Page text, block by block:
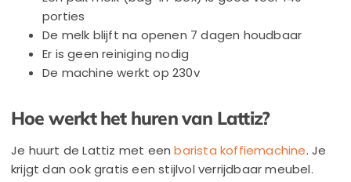
porties
De melk blijft na openen 7 dagen houdbaar
Er is geen reiniging nodig
De machine werkt op 230v
Hoe werkt het huren van Lattiz?
Je huurt de Lattiz met eenbarista koffiemachine. Je
krijgt dan ook gratis een stijlvol verrijdbaar meubel.